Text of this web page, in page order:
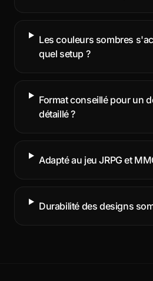
Les couleurs sombres
quel setup ?
Format conseillé pour un
détaillé ?
Adapté au jeu JRPG et
Durabilité des designs